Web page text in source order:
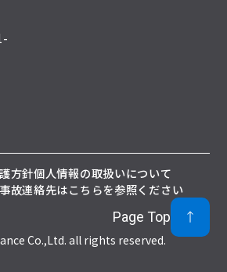
方針個人情報の取扱いについて
事故連絡先はこちらを参照ください
Page Top
Co.,Ltd. all rights reserved.